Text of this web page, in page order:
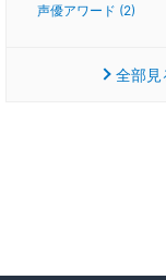
声優アワード (2)
全部見